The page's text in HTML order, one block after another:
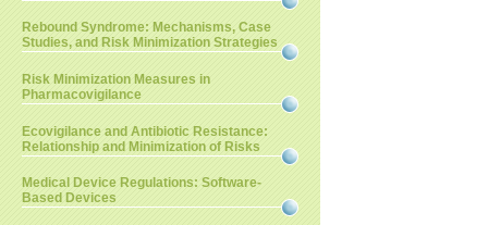
Rebound Syndrome: Mechanisms, Case
Studies, and Risk Minimization Strategies
Risk Minimization Measures in
Pharmacovigilance
Ecovigilance and Antibiotic Resistance:
Relationship and Minimization of Risks
Medical Device Regulations: Software-
Based Devices